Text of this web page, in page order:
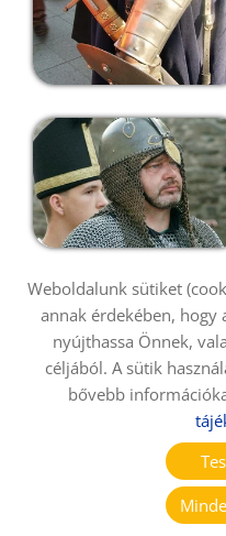
Weboldalunk sütiket
annak érdekében,
nyújthassa Önnek,
céljából. A sütik
bővebb
KERESÉS AZ OLDAL TARTALMÁBAN